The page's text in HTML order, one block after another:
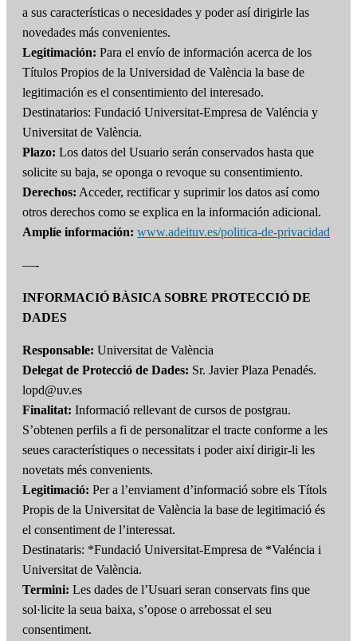
a sus características o necesidades y poder así dirigirle las
novedades más convenientes.
Legitimación: Para el envío de información acerca de los
Títulos Propios de la Universidad de València la base de
legitimación es el consentimiento del interesado.
Destinatarios: Fundació Universitat-Empresa de Valéncia y
Universitat de València.
Plazo: Los datos del Usuario serán conservados hasta que
solicite su baja, se oponga o revoque su consentimiento.
Derechos: Acceder, rectificar y suprimir los datos así como
otros derechos como se explica en la información adicional.
Amplíe información: www.adeituv.es/politica-de-privacidad
—-
INFORMACIÓ BÀSICA SOBRE PROTECCIÓ DE
DADES
Responsable: Universitat de València
Delegat de Protecció de Dades: Sr. Javier Plaza Penadés.
lopd@uv.es
Finalitat: Informació rellevant de cursos de postgrau.
S’obtenen perfils a fi de personalitzar el tracte conforme a les
seues característiques o necessitats i poder així dirigir-li les
novetats més convenients.
Legitimació: Per a l’enviament d’informació sobre els Títols
Propis de la Universitat de València la base de legitimació és
el consentiment de l’interessat.
Destinataris: *Fundació Universitat-Empresa de *Valéncia i
Universitat de València.
Termini: Les dades de l’Usuari seran conservats fins que
sol·licite la seua baixa, s’opose o arrebossat el seu
consentiment.